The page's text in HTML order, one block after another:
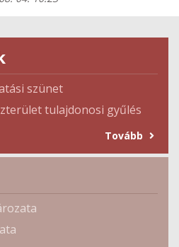
szünet
tulajdonosi gyűlés
Tovább